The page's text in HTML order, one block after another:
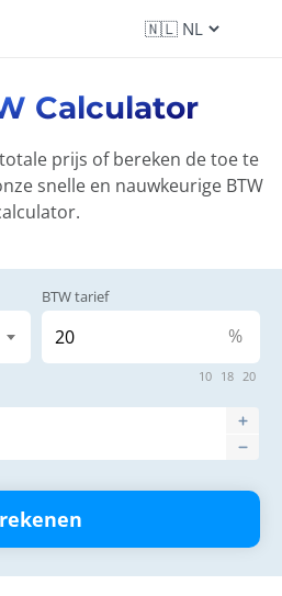
Calculator
prijs of bereken de toe te
snelle en nauwkeurige BTW
BTW tarief
%
10 18 20